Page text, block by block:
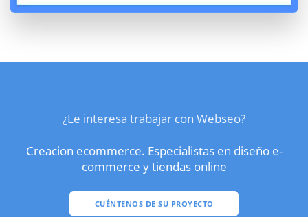
¿Le interesa trabajar con Webseo?
Creacion ecommerce. Especialistas en diseño e-
commerce y tiendas online
CUÉNTENOS DE SU PROYECTO